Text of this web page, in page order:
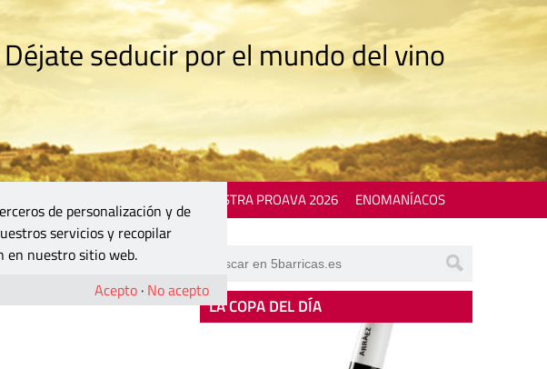
Déjate seducir por el mundo del vino
MOSTRA PROAVA 2026 ENOMANÍACOS
LA COPA DEL DÍA
de personalización y de
servicios y recopilar
en nuestro sitio web.
Acepto · No acepto